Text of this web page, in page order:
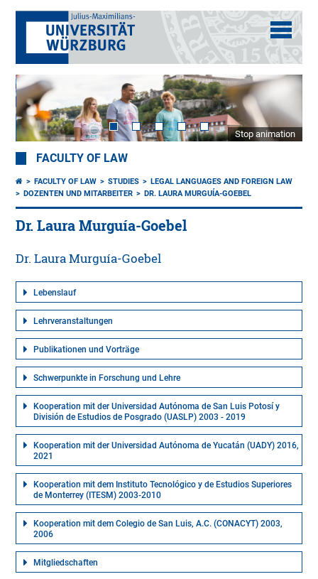
Stop animation
FACULTY OF LAW
FACULTY OF LAW STUDIES
LEGAL LANGUAGES AND FOREIGN LAW
DOZENTEN UND MITARBEITER
DR. LAURA MURGUÍA-GOEBEL
Dr. Laura Murguía-Goebel
Dr. Laura Murguía-Goebel
Lebenslauf
Lehrveranstaltungen
Publikationen und Vorträge
Schwerpunkte in Forschung und Lehre
Kooperation mit der Universidad Autónoma de San Luis Potosí y
División de Estudios de Posgrado (UASLP) 2003 - 2019
Kooperation mit der Universidad Autónoma de Yucatán (UADY) 2016,
2021
Kooperation mit dem Instituto Tecnológico y de Estudios Superiores
de Monterrey (ITESM) 2003-2010
Kooperation mit dem Colegio de San Luis, A.C. (CONACYT) 2003,
2006
Mitgliedschaften